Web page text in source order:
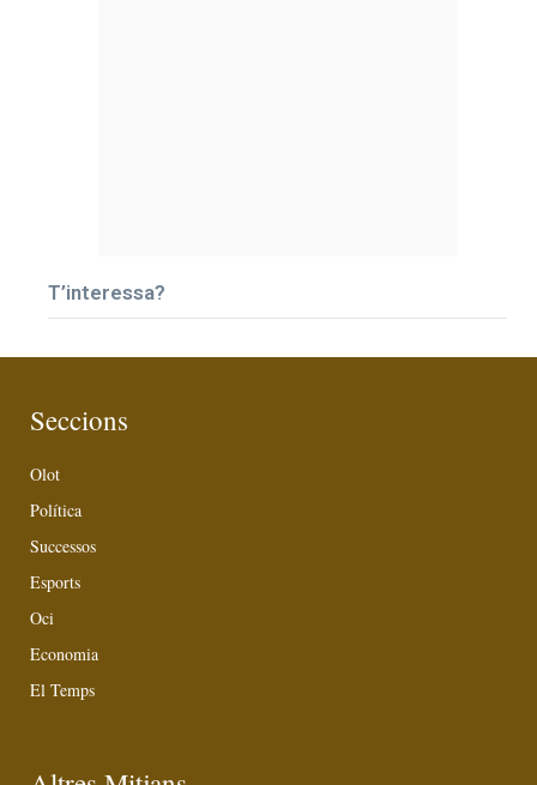
T’interessa?
Seccions
Olot
Política
Successos
Esports
Oci
Economia
El Temps